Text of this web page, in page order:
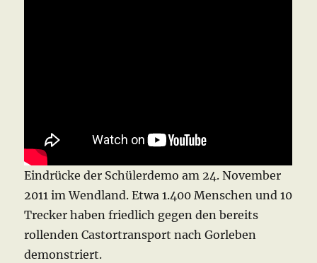
Eindrücke der Schülerdemo am 24. November
2011 im Wendland. Etwa 1.400 Menschen und 10
Trecker haben friedlich gegen den bereits
rollenden Castortransport nach Gorleben
demonstriert.